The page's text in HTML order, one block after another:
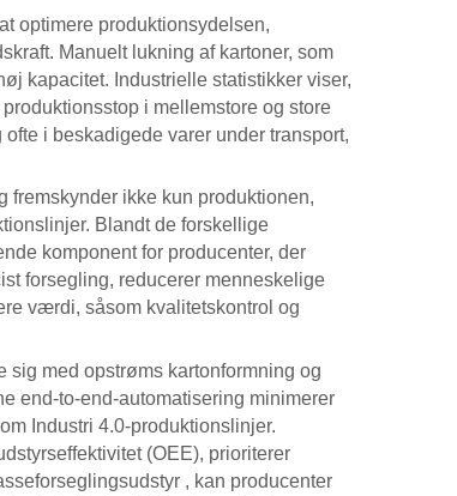
optimere produktionsydelsen,
Manuelt lukning af kartoner, som
kapacitet. Industrielle statistikker viser,
i mellemstore og store
i beskadigede varer under transport,
fremskynder ikke kun produktionen,
Blandt de forskellige
komponent for producenter, der
forsegling, reducerer menneskelige
værdi, såsom kvalitetskontrol og
sig med opstrøms kartonformning og
end-to-end-automatisering minimerer
Industri 4.0-produktionslinjer.
(OEE), prioriterer
, kan producenter